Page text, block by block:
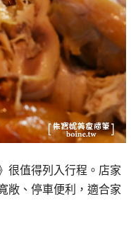
很值得列入行程。店家
敞、停車便利，適合家